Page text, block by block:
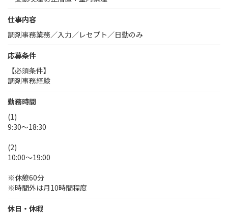
仕事内容
調剤事務業務／入力／レセプト／日勤のみ
応募条件
【必須条件】
調剤事務経験
勤務時間
(1)
9:30～18:30
(2)
10:00～19:00
※休憩60分
※時間外は月10時間程度
休日・休暇